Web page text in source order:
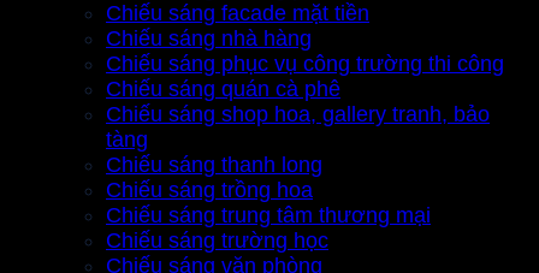
Chiếu sáng facade mặt tiền
Chiếu sáng nhà hàng
Chiếu sáng phục vụ công trường thi công
Chiếu sáng quán cà phê
Chiếu sáng shop hoa, gallery tranh, bảo
tàng
Chiếu sáng thanh long
Chiếu sáng trồng hoa
Chiếu sáng trung tâm thương mại
Chiếu sáng trường học
Chiếu sáng văn phòng